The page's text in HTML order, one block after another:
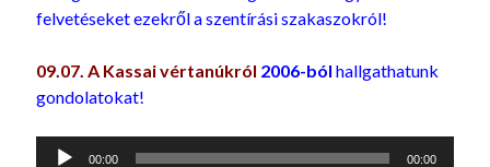
felvetéseket ezekről a szentírási szakaszokról!
09.07. A Kassai vértanúkról 2006-bólhallgathatunk
gondolatokat!
Audió
00:00 00:00